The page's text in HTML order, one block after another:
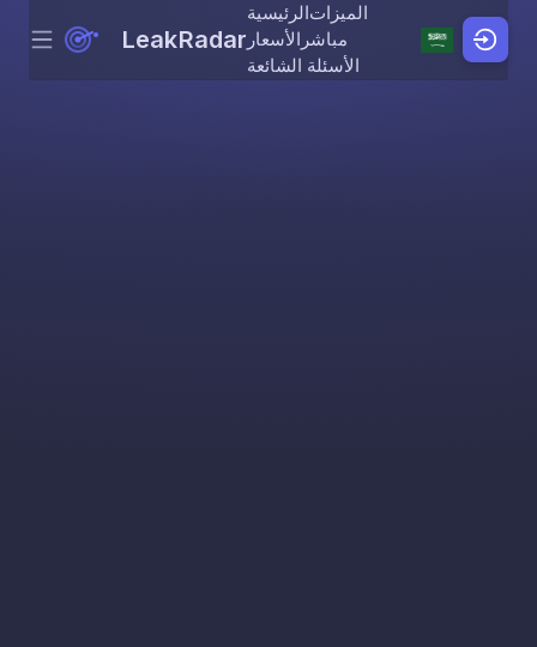
Skip to content
Menu LeakRadar
الرئيسيةالميزات
الأسعار مباشر
الأسئلة الشائعة